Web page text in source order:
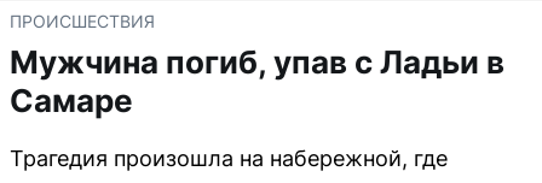
ПРОИСШЕСТВИЯ
Мужчина погиб, упав с Ладьи в
Самаре
Трагедия произошла на набережной, где